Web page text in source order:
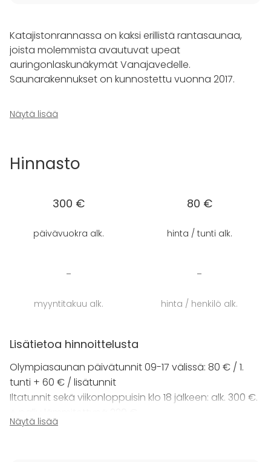
Katajistonrannassa on kaksi erillistä rantasaunaa,
joista molemmista avautuvat upeat
auringonlaskunäkymät Vanajavedelle.
Saunarakennukset on kunnostettu vuonna 2017.
PIENI OLYMPIASAUNA
1952 Suomen kesäolympialaisiin rakennettu
mahtuu kerralla max 10 hlö ja laiturilta pääsee
ihailu onnistuu erityisen hyvin.
välinevuokraamomme, josta voi varata saunalle
Olympiasauna on varattavissa toukokuusta
lokakuuhun.
Näytä lisää
Hinnasto
300 €
päivävuokra alk.
80 €
hinta / tunti alk.
-
myyntitakuu alk.
-
hinta / henkilö alk.
Lisätietoa hinnoittelusta
Olympiasaunan päivätunnit 09-17 välissä: 80 € / 1.
tunti + 60 € / lisätunnit
Iltatunnit sekä viikonloppuisin klo 18 jälkeen: alk. 300 €.
Näytä lisää